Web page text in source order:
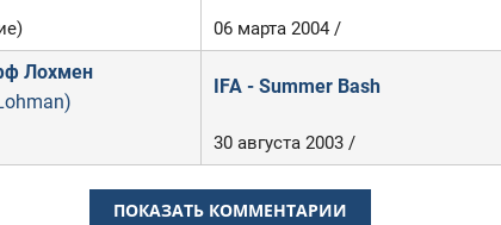
06 марта 2004 /
Лохмен
IFA - Summer Bash
30 августа 2003 /
ПОКАЗАТЬ КОММЕНТАРИИ